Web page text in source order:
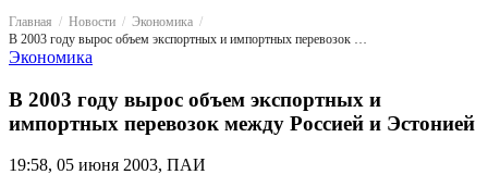
Главная Новости
Экономика
В 2003 году вырос объем экспортных и импортных перевозок между Россией и Эстонией
Экономика
В 2003 году вырос объем экспортных и
импортных перевозок между Россией и Эстонией
19:58, 05 июня 2003, ПАИ